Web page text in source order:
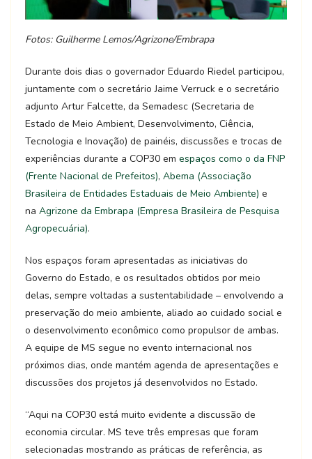
Fotos: Guilherme Lemos/Agrizone/Embrapa
Durante dois dias o governador Eduardo Riedel participou,
juntamente com o secretário Jaime Verruck e o secretário
adjunto Artur Falcette, da Semadesc (Secretaria de
Estado de Meio Ambient, Desenvolvimento, Ciência,
Tecnologia e Inovação) de painéis, discussões e trocas de
experiências durante a COP30 em espaços como o da FNP
(Frente Nacional de Prefeitos), Abema (Associação
Brasileira de Entidades Estaduais de Meio Ambiente) e
na Agrizone da Embrapa (Empresa Brasileira de Pesquisa
Agropecuária).
Nos espaços foram apresentadas as iniciativas do
Governo do Estado, e os resultados obtidos por meio
delas, sempre voltadas a sustentabilidade – envolvendo a
preservação do meio ambiente, aliado ao cuidado social e
o desenvolvimento econômico como propulsor de ambas.
A equipe de MS segue no evento internacional nos
próximos dias, onde mantém agenda de apresentações e
discussões dos projetos já desenvolvidos no Estado.
“Aqui na COP30 está muito evidente a discussão de
economia circular. MS teve três empresas que foram
selecionadas mostrando as práticas de referência, as